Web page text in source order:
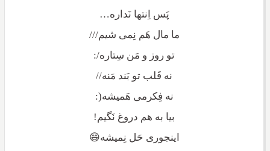
پَس اِنتها نَداره…
ما مال هَم نِمی شیم///
تو روز و مَن سِتاره/:
نه قَلب تو بَند مَنه//
نه فِکرمی هَمیشه(:
بیا به هم دروغ نَگیم!
اینجوری حَل نِمیشه😄